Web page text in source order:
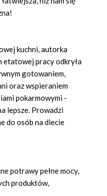
kuchni, autorka
etatowej pracy odkryła
gotowaniem,
oraz wspieraniem
pokarmowymi -
lepsze. Prowadzi
do osób na diecie
potrawy pełne mocy,
produktów,